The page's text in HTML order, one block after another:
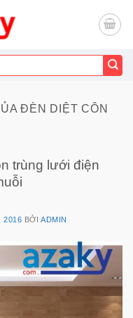
ĐÈN DIỆT CÔN
trùng lưới điện
2016 BỞIADMIN